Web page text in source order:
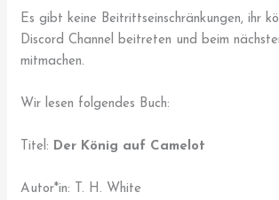
Es gibt keine Beitrittseinschränkungen, ihr
Discord Channel beitreten und beim
mitmachen.
Wir lesen folgendes Buch:
Titel: Der König auf Camelot
Autor*in: T. H. White